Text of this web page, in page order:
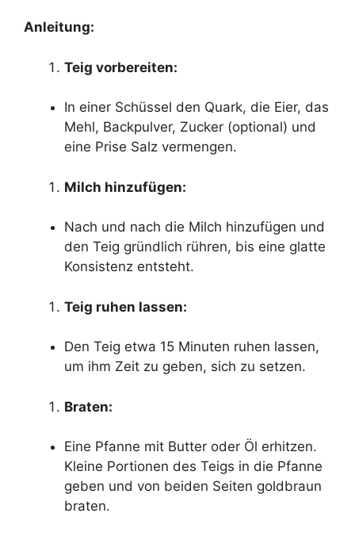
Anleitung:
Teig vorbereiten:
In einer Schüssel den Quark, die Eier, das
Mehl, Backpulver, Zucker (optional) und
eine Prise Salz vermengen.
Milch hinzufügen:
Nach und nach die Milch hinzufügen und
den Teig gründlich rühren, bis eine glatte
Konsistenz entsteht.
Teig ruhen lassen:
Den Teig etwa 15 Minuten ruhen lassen,
um ihm Zeit zu geben, sich zu setzen.
Braten:
Eine Pfanne mit Butter oder Öl erhitzen.
Kleine Portionen des Teigs in die Pfanne
geben und von beiden Seiten goldbraun
braten.